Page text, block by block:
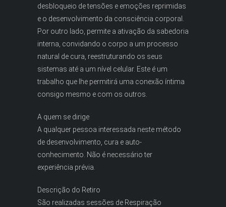
desbloqueio de tensões e emoções reprimidas
e o desenvolvimento da consciência corporal.
Por outro lado, permite a ativação da sabedoria
interna, convidando o corpo a um processo
natural de cura, reestruturando os seus
sistemas até a um nível celular. Este é um
trabalho que lhe permitirá uma conexão íntima
consigo mesmo e com os outros.
A quem se dirige
A qualquer pessoa interessada neste método
de desenvolvimento, cura e auto-
conhecimento. Não é necessário ter
experiência prévia.
Descrição do Retiro
São realizadas sessões de Respiração